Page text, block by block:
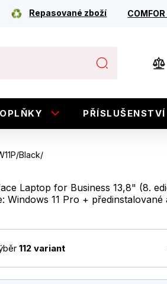
Repasované zboží
PŘÍSLUŠENSTVÍ
Black/
Laptop for Business 13,8" (8.
Windows 11 Pro +
112 variant